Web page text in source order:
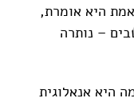
היא אומרת,
– נותרה
היא אנאלוגית